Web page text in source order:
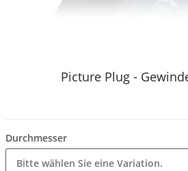
Picture Plug -
Durchmesser
Bitte wählen Sie eine Variation.